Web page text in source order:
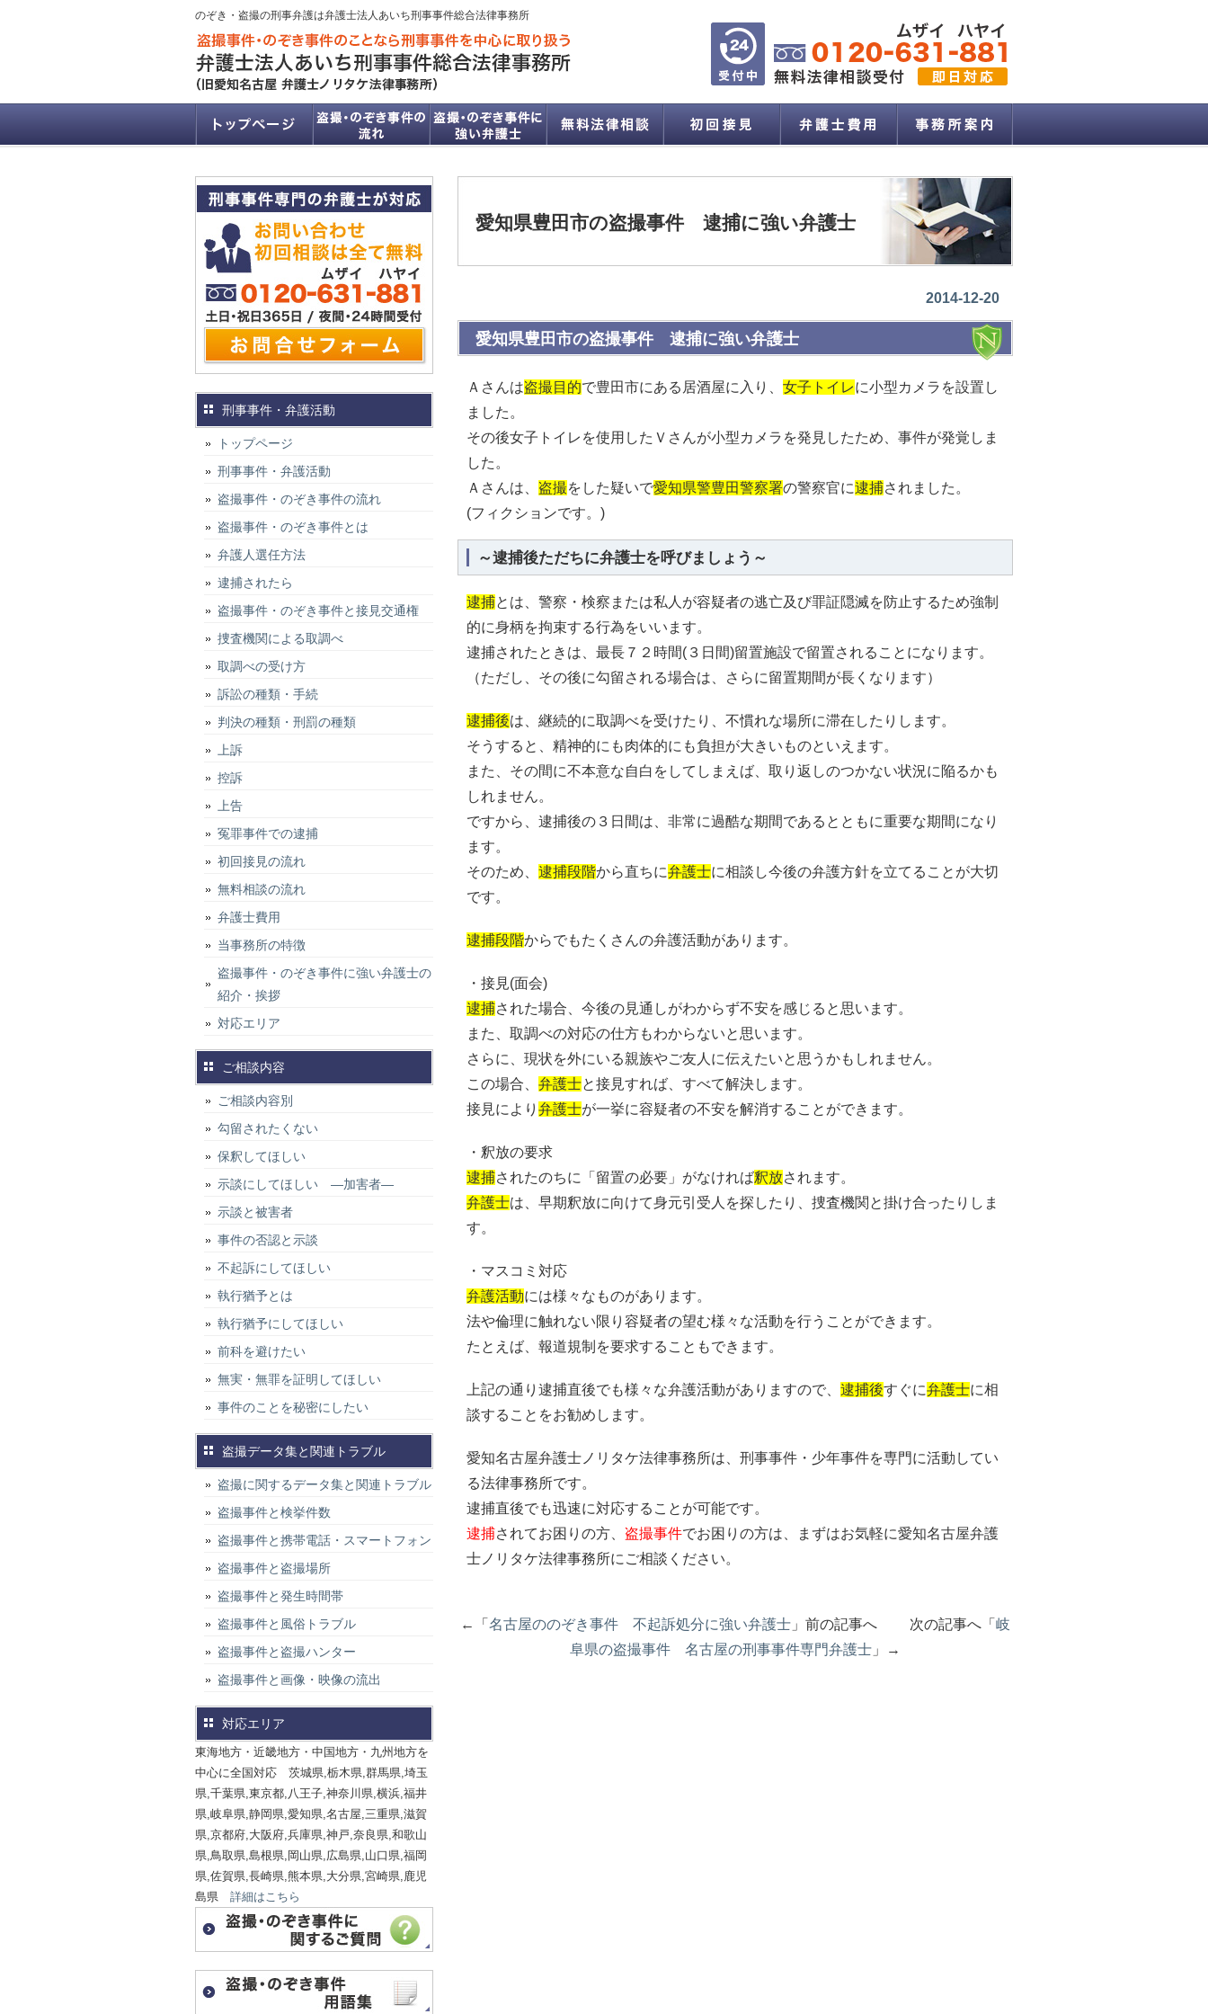
のぞき・盗撮の刑事弁護は弁護士法人あいち刑事事件総合法律事務所
愛知県豊田市の盗撮事件 逮捕に強い弁護士
2014-12-20
愛知県豊田市の盗撮事件 逮捕に強い弁護士
Ａさんは盗撮目的で豊田市にある居酒屋に入り、 女子トイレに小型カメラを設置し
ました。
その後女子トイレを使用したＶさんが小型カメラを発見したため、事件が発覚しま
した。
Ａさんは、 盗撮をした疑いで愛知県警豊田警察署の警察官に逮捕されました。
(フィクションです。)
～逮捕後ただちに弁護士を呼びましょう～
逮捕とは、警察・検察または私人が容疑者の逃亡及び罪証隠滅を防止するため強制
的に身柄を拘束する行為をいいます。
逮捕されたときは、最長７２時間(３日間)留置施設で留置されることになります。
（ただし、その後に勾留される場合は、さらに留置期間が長くなります）
逮捕後は、継続的に取調べを受けたり、不慣れな場所に滞在したりします。
そうすると、精神的にも肉体的にも負担が大きいものといえます。
また、その間に不本意な自白をしてしまえば、取り返しのつかない状況に陥るかも
しれません。
ですから、逮捕後の３日間は、非常に過酷な期間であるとともに重要な期間になり
ます。
そのため、 逮捕段階から直ちに弁護士に相談し今後の弁護方針を立てることが大切
です。
逮捕段階からでもたくさんの弁護活動があります。
・接見(面会)
逮捕された場合、今後の見通しがわからず不安を感じると思います。
また、取調べの対応の仕方もわからないと思います。
さらに、現状を外にいる親族やご友人に伝えたいと思うかもしれません。
この場合、 弁護士と接見すれば、すべて解決します。
接見により 弁護士が一挙に容疑者の不安を解消することができます。
・釈放の要求
逮捕されたのちに「留置の必要」がなければ釈放されます。
弁護士は、早期釈放に向けて身元引受人を探したり、捜査機関と掛け合ったりしま
す。
・マスコミ対応
弁護活動には様々なものがあります。
法や倫理に触れない限り容疑者の望む様々な活動を行うことができます。
たとえば、報道規制を要求することもできます。
上記の通り逮捕直後でも様々な弁護活動がありますので、 逮捕後すぐに弁護士に相
談することをお勧めします。
愛知名古屋弁護士ノリタケ法律事務所は、刑事事件・少年事件を専門に活動してい
る法律事務所です。
逮捕直後でも迅速に対応することが可能です。
逮捕されてお困りの方、 盗撮事件でお困りの方は、まずはお気軽に愛知名古屋弁護
士ノリタケ法律事務所にご相談ください。
←「 名古屋ののぞき事件 不起訴処分に強い弁護士 」前の記事へ 次の記事へ「 岐
阜県の盗撮事件 名古屋の刑事事件専門弁護士 」→
刑事事件・弁護活動
トップページ
刑事事件・弁護活動
盗撮事件・のぞき事件の流れ
盗撮事件・のぞき事件とは
弁護人選任方法
逮捕されたら
盗撮事件・のぞき事件と接見交通権
捜査機関による取調べ
取調べの受け方
訴訟の種類・手続
判決の種類・刑罰の種類
上訴
控訴
上告
冤罪事件での逮捕
初回接見の流れ
無料相談の流れ
弁護士費用
当事務所の特徴
盗撮事件・のぞき事件に強い弁護士の
紹介・挨拶
対応エリア
ご相談内容
ご相談内容別
勾留されたくない
保釈してほしい
示談にしてほしい ―加害者―
示談と被害者
事件の否認と示談
不起訴にしてほしい
執行猶予とは
執行猶予にしてほしい
前科を避けたい
無実・無罪を証明してほしい
事件のことを秘密にしたい
盗撮データ集と関連トラブル
盗撮に関するデータ集と関連トラブル
盗撮事件と検挙件数
盗撮事件と携帯電話・スマートフォン
盗撮事件と盗撮場所
盗撮事件と発生時間帯
盗撮事件と風俗トラブル
盗撮事件と盗撮ハンター
盗撮事件と画像・映像の流出
対応エリア
東海地方・近畿地方・中国地方・九州地方を
中心に全国対応 茨城県,栃木県,群馬県,埼玉
県,千葉県,東京都,八王子,神奈川県,横浜,福井
県,岐阜県,静岡県,愛知県,名古屋,三重県,滋賀
県,京都府,大阪府,兵庫県,神戸,奈良県,和歌山
県,鳥取県,島根県,岡山県,広島県,山口県,福岡
県,佐賀県,長崎県,熊本県,大分県,宮崎県,鹿児
島県 詳細はこちら